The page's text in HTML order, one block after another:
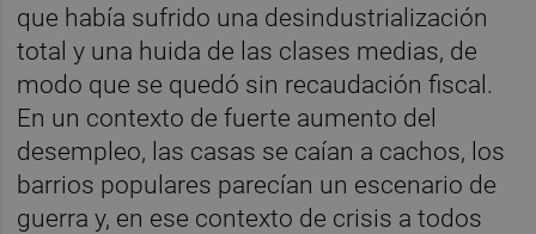
que había sufrido una desindustrialización
total y una huida de las clases medias, de
modo que se quedó sin recaudación fiscal.
En un contexto de fuerte aumento del
desempleo, las casas se caían a cachos, los
barrios populares parecían un escenario de
guerra y, en ese contexto de crisis a todos